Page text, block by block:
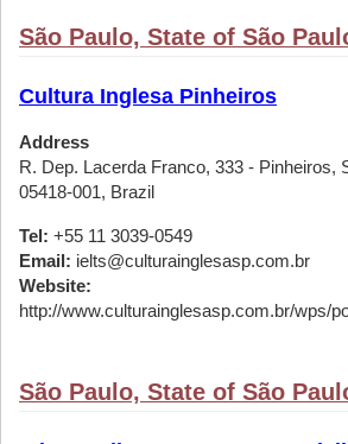
São Paulo, State of São
Cultura Inglesa Pinheiros
Address
R. Dep. Lacerda Franco, 333 - Pinheiros,
05418-001, Brazil
Tel: +55 11 3039-0549
Email: ielts@culturainglesasp.com.br
Website:
http://www.culturainglesasp.com.br/wps/
São Paulo, State of São